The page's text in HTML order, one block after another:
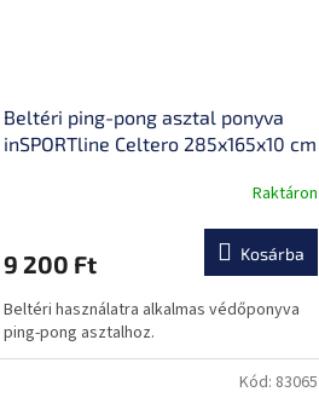
Beltéri ping-pong asztal ponyva
inSPORTline Celtero 285x165x10 cm
értékelése
ből
0,0
csillag.
Raktáron
9 200 Ft Kosárba
Beltéri használatra alkalmas védőponyva
ping-pong asztalhoz.
Kód: 83065